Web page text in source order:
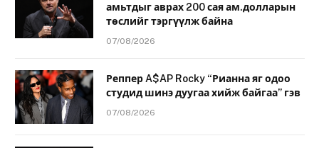
амьтдыг аврах 200 сая ам.долларын
төслийг тэргүүлж байна
07/08/2026
Реппер A$AP Rocky “Рианна яг одоо
студид шинэ дуугаа хийж байгаа” гэв
07/08/2026